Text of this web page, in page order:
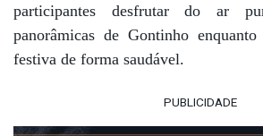
participantes desfrutar do ar
panorâmicas de Gontinho
festiva de forma saudável.
PUBLICIDADE